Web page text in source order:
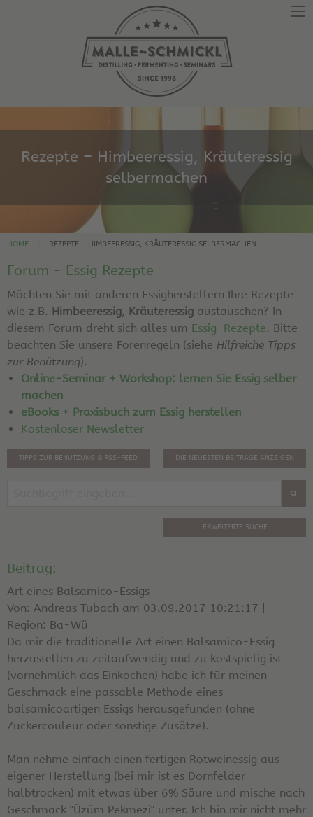
Rezepte – Himbeeressig, Kräuteressig
selbermachen
HOME REZEPTE – HIMBEERESSIG, KRÄUTERESSIG SELBERMACHEN
Forum - Essig Rezepte
Möchten Sie mit anderen Essigherstellern Ihre Rezepte
wie z.B. Himbeeressig, Kräuteressig austauschen? In
diesem Forum dreht sich alles um Essig-Rezepte. Bitte
beachten Sie unsere Forenregeln (siehe Hilfreiche Tipps
zur Benützung).
Online-Seminar + Workshop: lernen Sie Essig selber
machen
eBooks + Praxisbuch zum Essig herstellen
Kostenloser Newsletter
TIPPS ZUR BENUTZUNG & RSS-FEED DIE NEUESTEN BEITRÄGE ANZEIGEN
ERWEITERTE SUCHE
Beitrag:
Art eines Balsamico-Essigs
Von: Andreas Tubach am 03.09.2017 10:21:17 |
Region: Ba-Wü
Da mir die traditionelle Art einen Balsamico-Essig
herzustellen zu zeitaufwendig und zu kostspielig ist
(vornehmlich das Einkochen) habe ich für meinen
Geschmack eine passable Methode eines
balsamicoartigen Essigs herausgefunden (ohne
Zuckercouleur oder sonstige Zusätze).
Man nehme einfach einen fertigen Rotweinessig aus
eigener Herstellung (bei mir ist es Dornfelder
halbtrocken) mit etwas über 6% Säure und mische nach
Geschmack "Üzüm Pekmezi" unter. Ich bin mir nicht mehr